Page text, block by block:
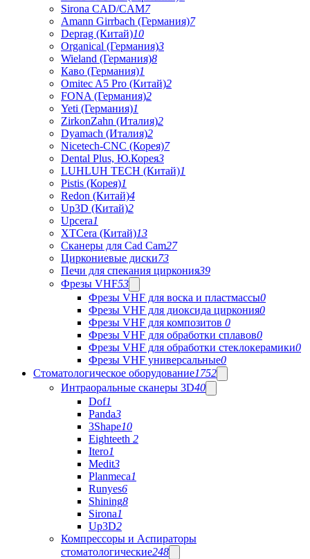
Sirona CAD/CAM7
Amann Girrbach (Германия)7
Deprag (Китай)10
Organical (Германия)3
Wieland (Германия)8
Каво (Германия)1
Omitec A5 Pro (Китай)2
FONA (Германия)2
Yeti (Германия)1
ZirkonZahn (Италия)2
Dyamach (Италия)2
Nicetech-CNC (Корея)7
Dental Plus, Ю.Корея3
LUHLUH TECH (Китай)1
Pistis (Корея)1
Redon (Китай)4
Up3D (Китай)2
Upcera1
XTCera (Китай)13
Сканеры для Cad Cam27
Циркониевые диски73
Печи для спекания циркония39
Фрезы VHF53
Фрезы VHF для воска и пластмассы0
Фрезы VHF для диоксида циркония0
Фрезы VHF для композитов 0
Фрезы VHF для обработки сплавов0
Фрезы VHF для обработки стеклокерамики0
Фрезы VHF универсальные0
Стоматологическое оборудование1752
Интраоральные сканеры 3D40
Dof1
Panda3
3Shape10
Eighteeth 2
Itero1
Medit3
Planmeca1
Runyes6
Shining8
Sirona1
Up3D2
Компрессоры и Аспираторы
стоматологические248